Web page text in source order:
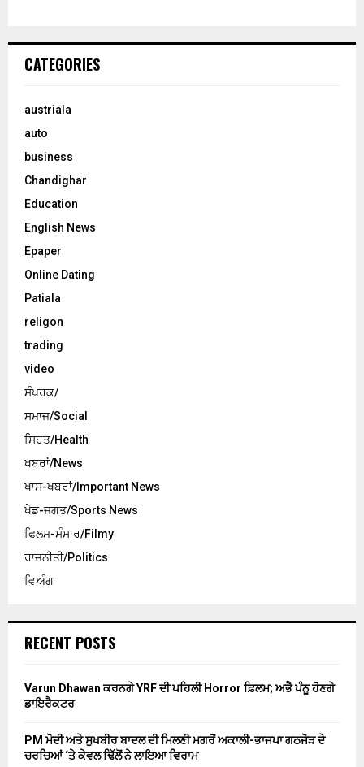
CATEGORIES
austriala
auto
business
Chandighar
Education
English News
Epaper
Online Dating
Patiala
religon
trading
video
ਸੰਪਰਕ/
ਸਮਾਜ/Social
ਸਿਹਤ/Health
ਖਬਰਾਂ/News
ਖਾਸ-ਖਬਰਾਂ/Important News
ਖੇਡ-ਜਗਤ/Sports News
ਫਿਲਮ-ਸੰਸਾਰ/Filmy
ਰਾਜਨੀਤੀ/Politics
ਵਿਅੰਗ
RECENT POSTS
Varun Dhawan ਕਰਨਗੇ YRF ਦੀ ਪਹਿਲੀ Horror ਫ਼ਿਲਮ; ਅਭੈ ਪੰਨੂ ਹੋਣਗੇ
ਡਾਇਰੈਕਟਰ
PM ਮੋਦੀ ਅਤੇ ਸੁਖਬੀਰ ਬਾਦਲ ਦੀ ਮਿਲਣੀ ਮਗਰੋਂ ਅਕਾਲੀ-ਭਾਜਪਾ ਗਠਜੋੜ ਦੇ
ਚਰਚਿਆਂ ‘ਤੇ ਕੇਵਲ ਢਿੱਲੋਂ ਨੇ ਲਾਇਆ ਵਿਰਾਮ